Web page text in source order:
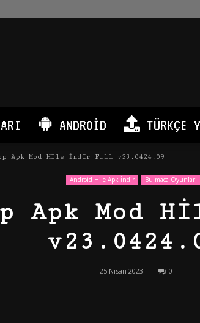
ANDROID TÜRKÇE
Apk Mod Hile İndir Full v23.0424.09
Android Hile Apk İndir Bulmaca Oyunları
Apk Mod
25 Nisan 2023 0